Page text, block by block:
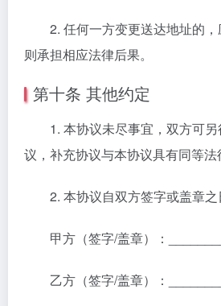
2. 任何一方变更送达地址的，
则承担相应法律后果。
第十条 其他约定
1. 本协议未尽事宜，双方可另
议，补充协议与本协议具有同等法
2. 本协议自双方签字或盖章之
甲方（签字/盖章）：
乙方（签字/盖章）：